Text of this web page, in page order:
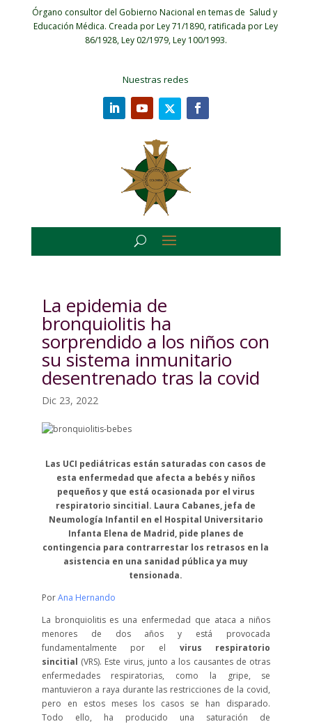
Órgano consultor del Gobierno Nacional en temas de Salud y
Educación Médica. Creada por Ley 71/1890, ratificada por Ley
86/1928, Ley 02/1979, Ley 100/1993.
Nuestras redes
La epidemia de
bronquiolitis ha
sorprendido a los niños con
su sistema inmunitario
desentrenado tras la covid
Dic 23, 2022
Las UCI pediátricas están saturadas con casos de
esta enfermedad que afecta a bebés y niños
pequeños y que está ocasionada por el virus
respiratorio sincitial. Laura Cabanes, jefa de
Neumología Infantil en el Hospital Universitario
Infanta Elena de Madrid, pide planes de
contingencia para contrarrestar los retrasos en la
asistencia en una sanidad pública ya muy
tensionada.
PorAna Hernando
La bronquiolitis es una enfermedad que ataca a niños
menores de dos años y está provocada
fundamentalmente por el virus respiratorio
sincitial (VRS). Este virus, junto a los causantes de otras
enfermedades respiratorias, como la gripe, se
mantuvieron a raya durante las restricciones de la covid,
pero en estos meses los casos se han disparado.
Todo ello, ha producido una saturación de